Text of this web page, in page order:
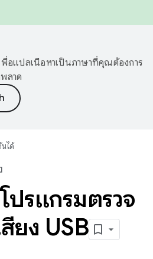
อแปลเนื้อหาเป็นภาษาที่คุณต้องการ
ลาด
นได้
ปรแกรมตรวจ
ยง USB